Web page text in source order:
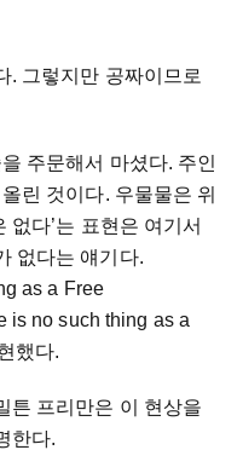
. 그렇지만 공짜이므로
주문해서 마셨다. 주인
린 것이다. 우물물은 위
없다’는 표현은 여기서
없다는 얘기다.
as a Free
is no such thing as a
했다.
튼 프리만은 이 현상을
한다.